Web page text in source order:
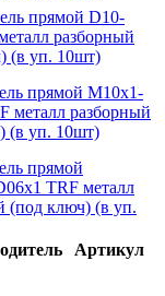
прямой D10-
разборный
(в уп. 10шт)
прямой M10x1-
металл разборный
(в уп. 10шт)
прямой
TRF металл
(под ключ) (в уп.
Артикул